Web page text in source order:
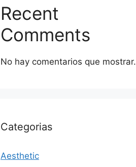
Recent
Comments
No hay comentarios que mostrar.
Categorias
Aesthetic